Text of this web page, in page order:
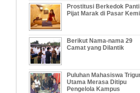
Prostitusi Berkedok Panti
Pijat Marak di Pasar
Berikut Nama-nama 29
Camat yang Dilantik
Puluhan Mahasiswa
Utama Merasa Ditipu
Pengelola Kampus